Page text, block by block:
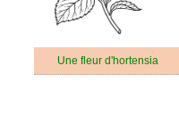
Une fleur d'hortensia